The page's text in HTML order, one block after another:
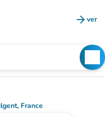
arrow_forward ver
France
Maps)